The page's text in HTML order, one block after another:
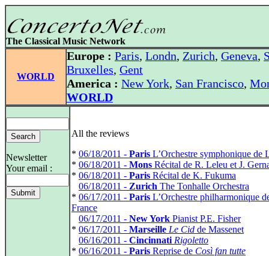
The Classical Music Network
WORLD
Europe : Paris, Londn, Zurich, Geneva,
Bruxelles, Gent
America : New York, San Francisco,
WORLD
Newsletter
Your email :
All the reviews
* 06/18/2011 - Paris L’Orchestre symphonique de
* 06/18/2011 - Mons Récital de R. Leleu et J.
* 06/18/2011 - Paris Récital de K. Fukuma
06/18/2011 - Zurich The Tonhalle Orchestra
* 06/17/2011 - Paris L’Orchestre philharmonique
France
06/17/2011 - New York Pianist P.E. Fisher
* 06/17/2011 - Marseille Le Cid de Massenet
06/16/2011 - Cincinnati Rigoletto
* 06/16/2011 - Paris Reprise de Così fan tutte